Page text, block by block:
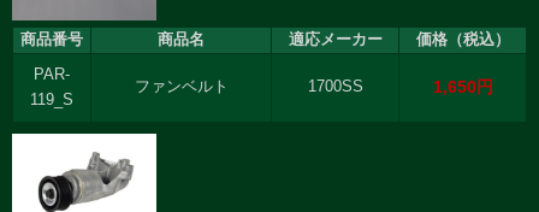
商品番号 商品名 適応メーカー 価格（税込）
PAR-
119_S
ファンベルト 1700SS 1,650円